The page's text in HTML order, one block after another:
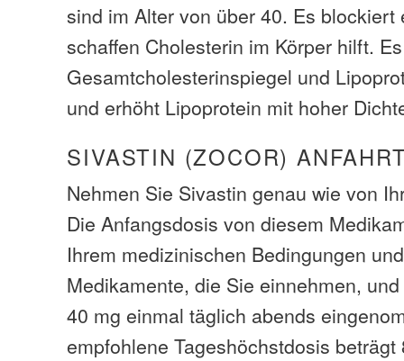
sind im Alter von über 40. Es blockiert
schaffen Cholesterin im Körper hilft.
Gesamtcholesterinspiegel und
und erhöht Lipoprotein mit hoher
SIVASTIN (ZOCOR)
Nehmen Sie Sivastin genau wie von
Die Anfangsdosis von diesem
Ihrem medizinischen Bedingungen
Medikamente, die Sie einnehmen,
40 mg einmal täglich abends
empfohlene Tageshöchstdosis